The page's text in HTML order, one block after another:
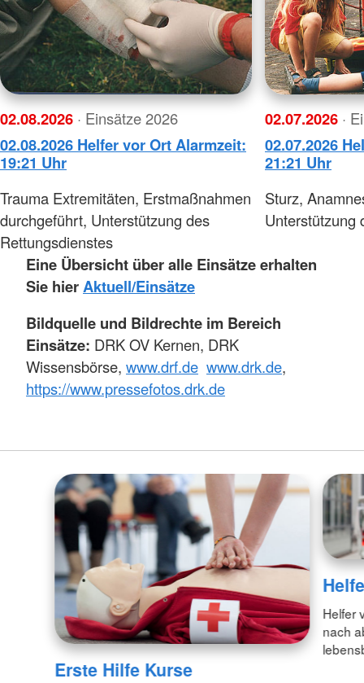
02.08.2026 · Einsätze 2026
02.08.2026 Helfer vor Ort Alarmzeit:
19:21 Uhr
Trauma Extremitäten, Erstmaßnahmen
durchgeführt, Unterstützung des
Rettungsdienstes
02.07.2026 ·
02.07.2026
21:21 Uhr
Sturz,
Unterstützung
Eine Übersicht über alle Einsätze erhalten
Sie hierAktuell/Einsätze
Bildquelle und Bildrechte im Bereich
Einsätze: DRK OV Kernen, DRK
Wissensbörse, www.drf.de www.drk.de,
https://www.pressefotos.drk.de
Erste Hilfe Kurse
Helfer
nach